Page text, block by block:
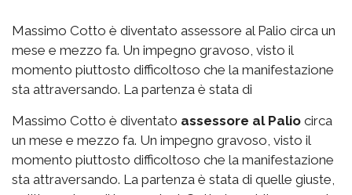
Massimo Cotto è diventato assessore al Palio circa un
mese e mezzo fa. Un impegno gravoso, visto il
momento piuttosto difficoltoso che la manifestazione
sta attraversando. La partenza è stata di
Massimo Cotto è diventato assessore al Palio circa
un mese e mezzo fa. Un impegno gravoso, visto il
momento piuttosto difficoltoso che la manifestazione
sta attraversando. La partenza è stata di quelle giuste,